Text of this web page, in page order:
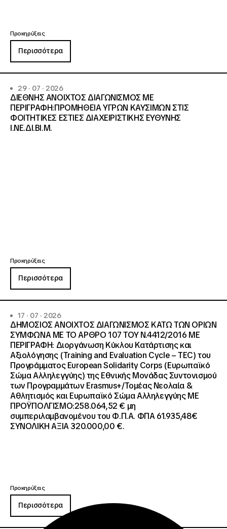
Προκηρύξεις
Περισσότερα
29 · 07 · 2026
ΔΙΕΘΝΗΣ ΑΝΟΙΧΤΟΣ ΔΙΑΓΩΝΙΣΜΟΣ ΜΕ
ΠΕΡΙΓΡΑΦΗ:ΠΡΟΜΗΘΕΙΑ ΥΓΡΩΝ ΚΑΥΣΙΜΩΝ ΣΤΙΣ
ΦΟΙΤΗΤΙΚΕΣ ΕΣΤΙΕΣ ΔΙΑΧΕΙΡΙΣΤΙΚΗΣ ΕΥΘΥΝΗΣ
Ι.ΝΕ.ΔΙ.ΒΙ.Μ.
Προκηρύξεις
Περισσότερα
17 · 07 · 2026
ΔΗΜΟΣΙΟΣ ΑΝΟΙΧΤΟΣ ΔΙΑΓΩΝΙΣΜΟΣ ΚΑΤΩ ΤΩΝ ΟΡΙΩΝ
ΣΥΜΦΩΝΑ ΜΕ ΤΟ ΑΡΘΡΟ 107 ΤΟΥ Ν.4412/2016 ΜΕ
ΠΕΡΙΓΡΑΦΗ: Διοργάνωση Κύκλου Κατάρτισης και
Αξιολόγησης (Training and Evaluation Cycle – TEC) του
Προγράμματος European Solidarity Corps (Ευρωπαϊκό
Σώμα Αλληλεγγύης) της Εθνικής Μονάδας Συντονισμού
των Προγραμμάτων Erasmus+/Τομέας Νεολαία &
Αθλητισμός και Ευρωπαϊκό Σώμα Αλληλεγγύης ΜΕ
ΠΡΟΫΠΟΛΓΙΣΜΟ:258.064,52 € μη
συμπεριλαμβανομένου του Φ.Π.Α. ΦΠΑ 61.935,48€
ΣΥΝΟΛΙΚΗ ΑΞΙΑ 320.000,00 €.
Προκηρύξεις
Περισσότερα